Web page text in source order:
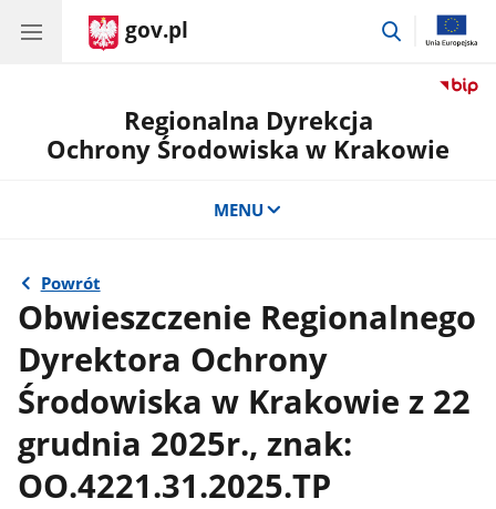
gov.pl
przejdź
Regionalna Dyrekcja
Ochrony Środowiska w Krakowie
MENU
Powrót
Obwieszczenie Regionalnego
Dyrektora Ochrony
Środowiska w Krakowie z 22
grudnia 2025r., znak:
OO.4221.31.2025.TP